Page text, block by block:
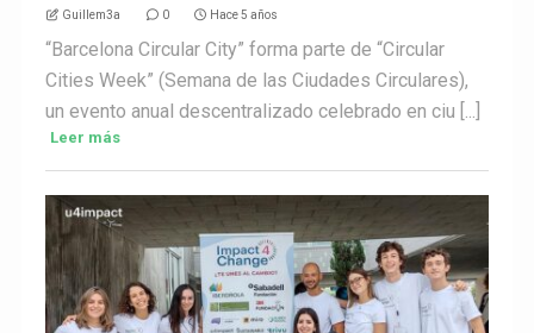
Guillem3a 0 Hace 5 años
“Barcelona Circular City” forma parte de “Circular
Cities Week” (Semana de las Ciudades Circulares),
un evento anual descentralizado celebrado en ciu [...]
Leer más